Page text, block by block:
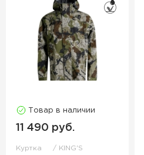
Товар в наличии
11 490 руб.
Куртка KING'S